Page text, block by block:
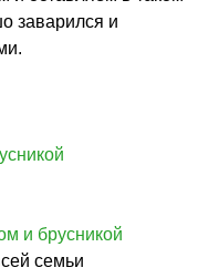
заварился и
семьи